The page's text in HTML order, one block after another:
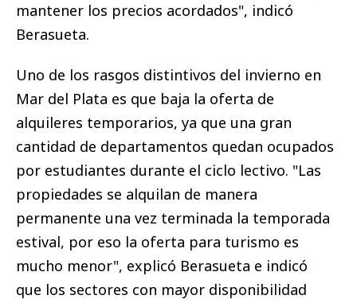
mantener los precios acordados", indicó
Berasueta.
Uno de los rasgos distintivos del invierno en
Mar del Plata es que baja la oferta de
alquileres temporarios, ya que una gran
cantidad de departamentos quedan ocupados
por estudiantes durante el ciclo lectivo. "Las
propiedades se alquilan de manera
permanente una vez terminada la temporada
estival, por eso la oferta para turismo es
mucho menor", explicó Berasueta e indicó
que los sectores con mayor disponibilidad